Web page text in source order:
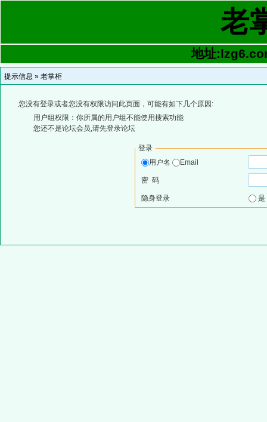
老
地址
提示信息 » 老掌柜
您没有登录或者您没有权限访问此页面，可能有如下几个原因:
用户组权限：你所属的用户组不能使用搜索功能
您还不是论坛会员,请先登录论坛
登录
用户名
Email
密 码
隐身登录